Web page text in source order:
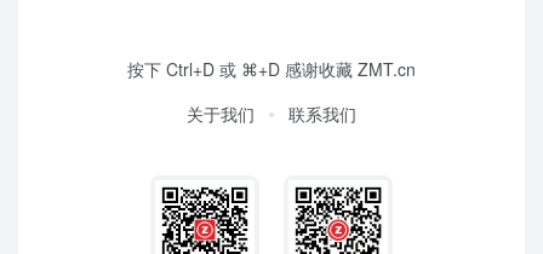
按下 Ctrl+D 或 ⌘+D 感谢收藏 ZMT.cn
关于我们
联系我们